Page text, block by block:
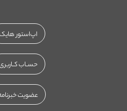
اپ‌استور
حســاب
عضویت